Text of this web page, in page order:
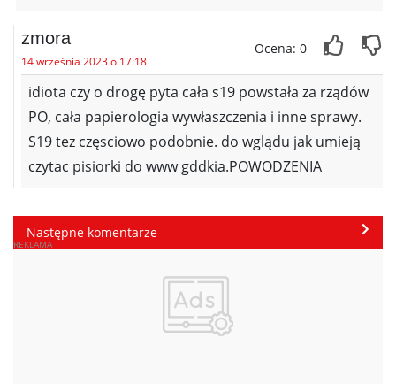
zmora
14 września 2023 o 17:18
Ocena: 0
idiota czy o drogę pyta cała s19 powstała za rządów
PO, cała papierologia wywłaszczenia i inne sprawy.
S19 tez częsciowo podobnie. do wglądu jak umieją
czytac pisiorki do www gddkia.POWODZENIA
Następne komentarze